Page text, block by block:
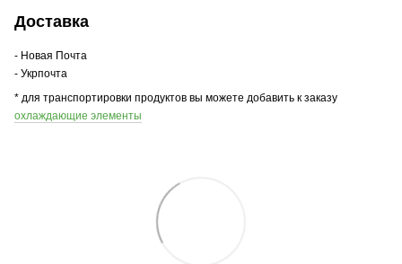
Доставка
- Новая Почта
- Укрпочта
* для транспортировки продуктов вы можете добавить к заказу
охлаждающие элементы